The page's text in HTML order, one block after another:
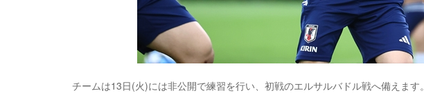
チームは13日(火)には非公開で練習を行い、初戦のエルサルバドル戦へ備えます。